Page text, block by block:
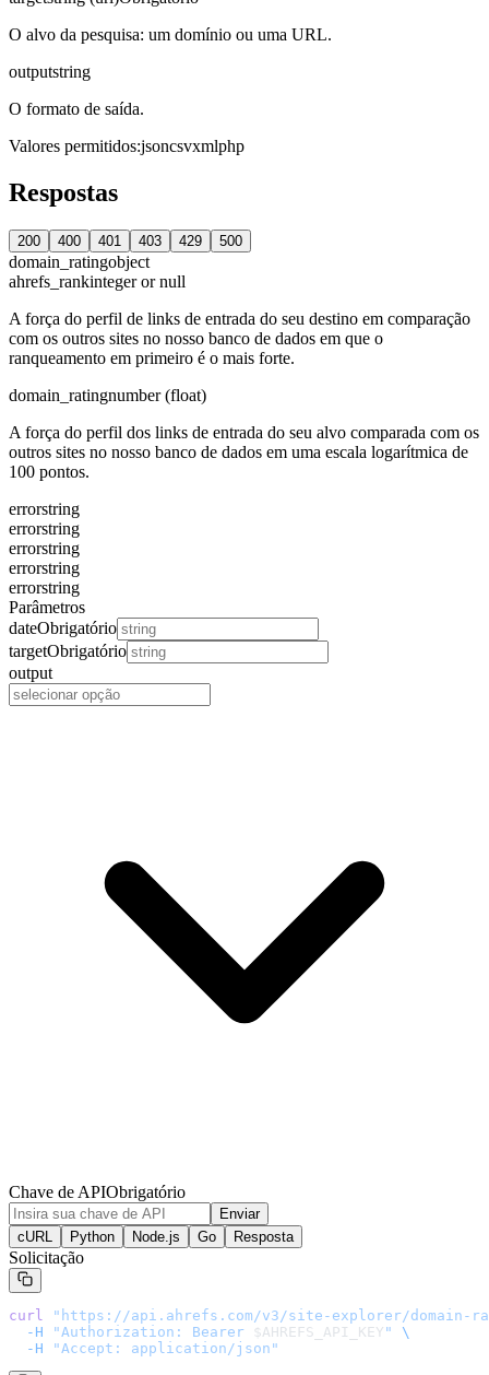
O alvo da pesquisa: um domínio ou uma URL.
outputstring
O formato de saída.
Valores permitidos:jsoncsvxmlphp
Respostas
200 400 401 403 429 500
domain_ratingobject
ahrefs_rankinteger or null
A força do perfil de links de entrada do seu destino em comparação
com os outros sites no nosso banco de dados em que o
ranqueamento em primeiro é o mais forte.
domain_ratingnumber (float)
A força do perfil dos links de entrada do seu alvo comparada com os
outros sites no nosso banco de dados em uma escala logarítmica de
100 pontos.
errorstring
errorstring
errorstring
errorstring
errorstring
Parâmetros
dateObrigatório
targetObrigatório
output
Chave de APIObrigatório
Enviar
cURL
Python Node.js Go Resposta
Solicitação
curl " https://api.ahrefs.com/v3/site-explorer/domain-
  -H
"Authorization: Bearer $AHREFS_API_KEY "
\
  -H
"Accept: application/json"